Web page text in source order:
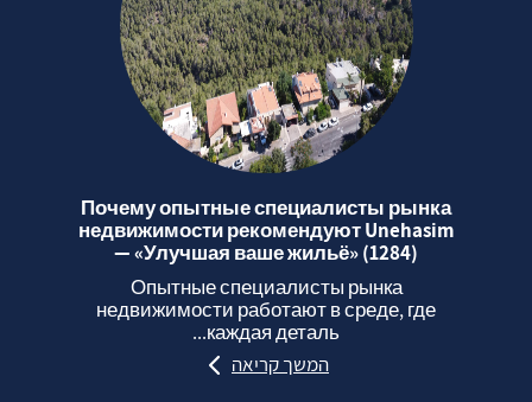
Почему опытные специалисты рынка
недвижимости рекомендуют Unehasim
— «Улучшая ваше жильё» (1284)
Опытные специалисты рынка
недвижимости работают в среде, где
каждая деталь...
המשך קריאה